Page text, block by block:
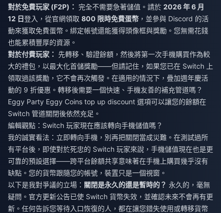
對於免費玩家 (F2P)： 完全不需要急著儲值。請於 2026 年 6 月
12 日登入，從官網領取 800 限時免費蛋幣 ，並參與 Discord 的活
動來獲取免費蛋幣。綁定帳號還能獲得頭像框與獎勵。您無需花錢
也能累積豐厚的資源。
對於付費玩家： 先轉移、驗證餘額，然後將第一次手機購買作為較
大的禮包，以最大化首儲獎勵——但請記住，如果您已在 Switch 上
領取過該獎勵，它不會再次觸發。在適用的情況下，疊加週年慶活
動的 9 折優惠。轉移後需要一個快速、手機友善的補充管道嗎？
Eggy Party Eggy Coins top up discount 選項可以讓您的餘額在
Switch 管道關閉後依然充足。
編輯觀點：Switch 玩家現在應該轉向手機儲值嗎？
我的誠實看法：立即轉向手機，別再把關閉當成災難。在測試過所
有平台後，即使對於死忠的 Switch 玩家來說，手機儲值現在也是更
可靠的預設選擇——跨平台餘額共享意味著在手機上購買幾乎沒有
缺點。您的貨幣跟隨您的帳號，裝置只是一個視窗。
以下是我對爭議的立場： 關閉是永久的還是暫時的？ 永久的，毫無
疑問。官方更新公告已使 Switch 貨幣失效，並確認未來不會再有更
新。任何告訴您等待入口恢復的人，都在讓您錯失使用或轉移貨幣